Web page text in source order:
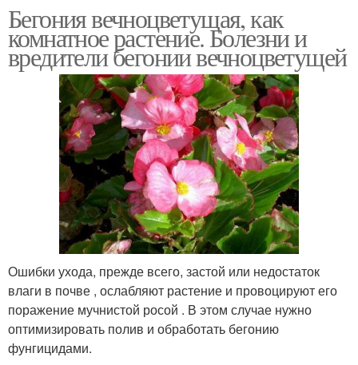
Бегония вечноцветущая, как
комнатное растение. Болезни и
вредители бегонии вечноцветущей
Ошибки ухода, прежде всего, застой или недостаток
влаги в почве , ослабляют растение и провоцируют его
поражение мучнистой росой . В этом случае нужно
оптимизировать полив и обработать бегонию
фунгицидами.